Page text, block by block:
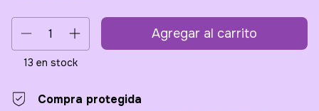
13 en stock
Compra protegida